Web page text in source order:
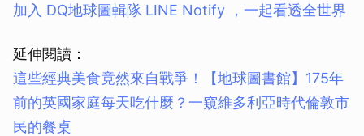
加入 DQ地球圖輯隊 LINE Notify ，一起看透全世界
延伸閱讀：
這些經典美食竟然來自戰爭！
【地球圖書館】175年
前的英國家庭每天吃什麼？一窺維多利亞時代倫敦市
民的餐桌